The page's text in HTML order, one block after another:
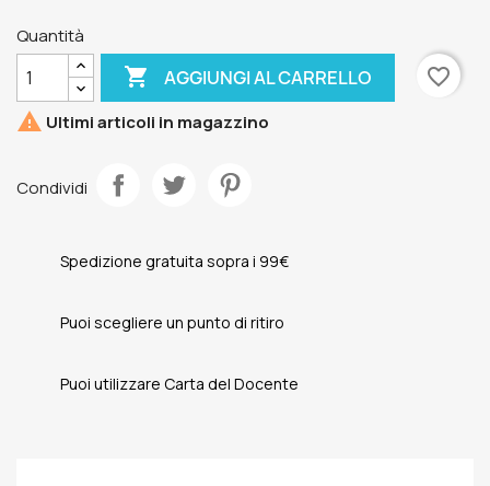
Quantità
 AGGIUNGI AL CARRELLO
favorite_border
 Ultimi articoli in magazzino
Condividi
Spedizione gratuita sopra i 99€
Puoi scegliere un punto di ritiro
Puoi utilizzare Carta del Docente